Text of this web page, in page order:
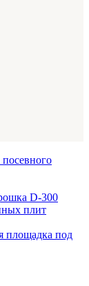
посевного
D-300
плит
площадка под